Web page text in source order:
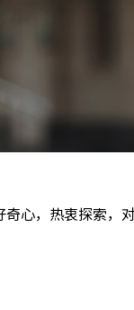
心，热衷探索，